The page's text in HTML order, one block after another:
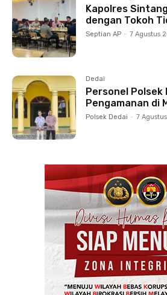
Kapolres
dengan Tokoh
Septian AP - 7 Agustus
Dedai
Personel Polsek
Pengamanan di
Polsek Dedai - 7